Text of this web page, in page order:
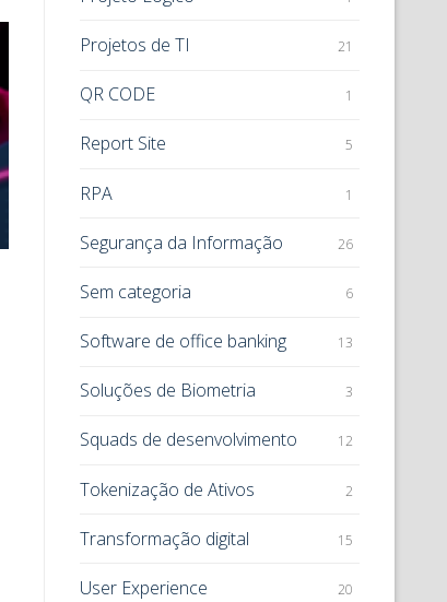
Projetos de TI 21
QR CODE 1
Report Site 5
RPA 1
Segurança da Informação 26
Sem categoria 6
Software de office banking 13
Soluções de Biometria 3
Squads de desenvolvimento 12
Tokenização de Ativos 2
Transformação digital 15
User Experience 20